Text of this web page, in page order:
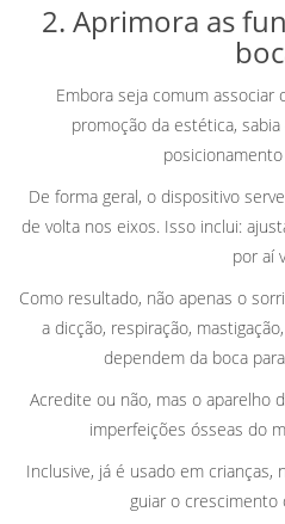
2. Aprimora as
Embora seja comum associar
promoção da estética,
De forma geral, o dispositivo
de volta nos eixos. Isso inclui:
por aí
Como resultado, não apenas o
a dicção, respiração,
dependem da boca
Acredite ou não, mas o aparelho
imperfeições ósseas do
Inclusive, já é usado em crianças,
guiar o crescimento